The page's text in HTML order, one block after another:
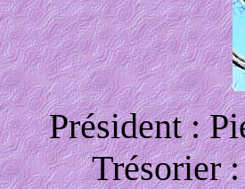
Président :
Trésorier